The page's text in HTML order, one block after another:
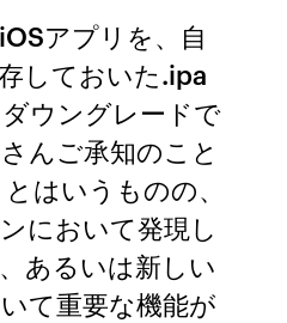
アプリを、自
しておいた.ipa
ウングレードで
んご承知のこと
はいうものの、
において発現し
あるいは新しい
て重要な機能が